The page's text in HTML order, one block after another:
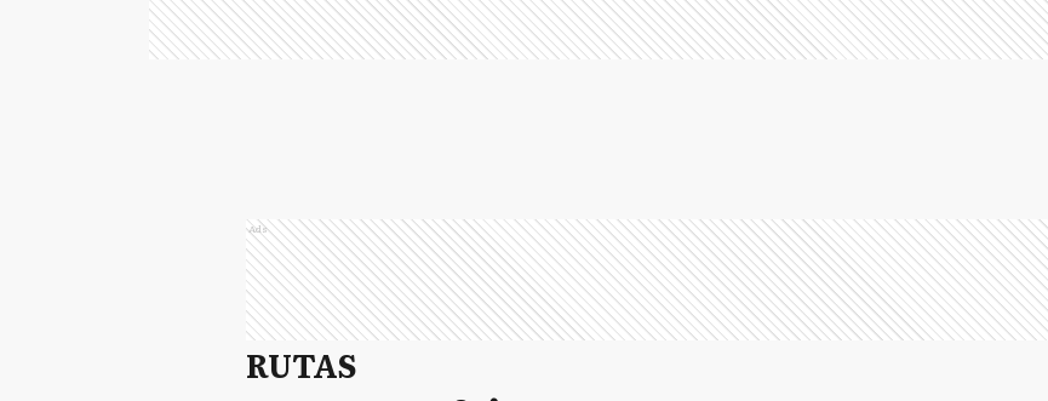
Ads
RUTAS